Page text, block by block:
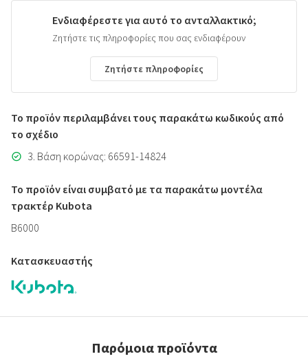
Ενδιαφέρεστε για αυτό το ανταλλακτικό;
Ζητήστε τις πληροφορίες που σας ενδιαφέρουν
Ζητήστε πληροφορίες
Το προϊόν περιλαμβάνει τους παρακάτω κωδικούς από
το σχέδιο
3. Βάση κορώνας: 66591-14824
Το προϊόν είναι συμβατό με τα παρακάτω μοντέλα
τρακτέρ Kubota
B6000
Κατασκευαστής
Παρόμοια προϊόντα